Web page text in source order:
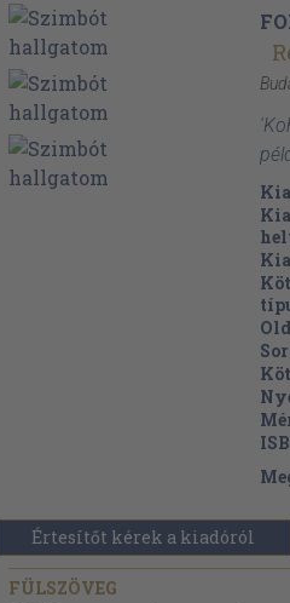
Értesítőt kérek a kiadóról
FÜLSZÖVEG